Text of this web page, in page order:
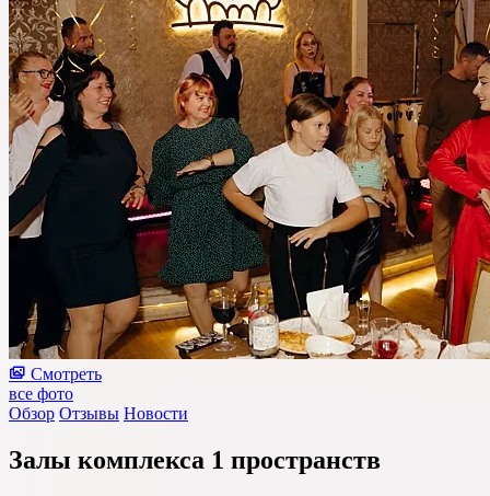
Смотреть
все фото
Обзор Отзывы Новости
Залы комплекса 1 пространств